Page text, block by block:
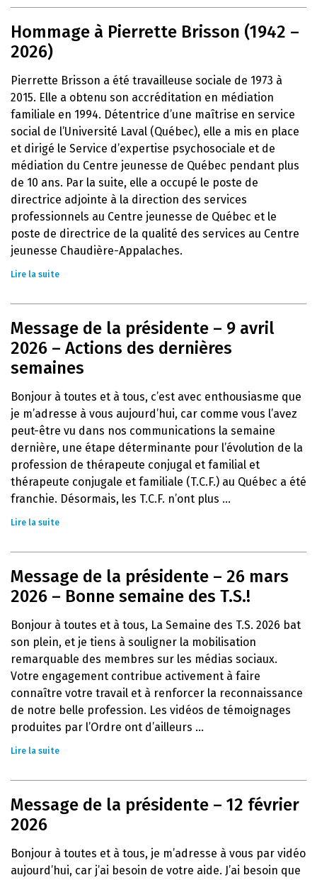
Hommage à Pierrette Brisson (1942 –
2026)
Pierrette Brisson a été travailleuse sociale de 1973 à
2015. Elle a obtenu son accréditation en médiation
familiale en 1994. Détentrice d’une maîtrise en service
social de l’Université Laval (Québec), elle a mis en place
et dirigé le Service d’expertise psychosociale et de
médiation du Centre jeunesse de Québec pendant plus
de 10 ans. Par la suite, elle a occupé le poste de
directrice adjointe à la direction des services
professionnels au Centre jeunesse de Québec et le
poste de directrice de la qualité des services au Centre
jeunesse Chaudière-Appalaches.
Lire la suite
Message de la présidente – 9 avril
2026 – Actions des dernières
semaines
Bonjour à toutes et à tous, c’est avec enthousiasme que
je m’adresse à vous aujourd’hui, car comme vous l’avez
peut-être vu dans nos communications la semaine
dernière, une étape déterminante pour l’évolution de la
profession de thérapeute conjugal et familial et
thérapeute conjugale et familiale (T.C.F.) au Québec a été
franchie. Désormais, les T.C.F. n’ont plus ...
Lire la suite
Message de la présidente – 26 mars
2026 – Bonne semaine des T.S.!
Bonjour à toutes et à tous, La Semaine des T.S. 2026 bat
son plein, et je tiens à souligner la mobilisation
remarquable des membres sur les médias sociaux.
Votre engagement contribue activement à faire
connaître votre travail et à renforcer la reconnaissance
de notre belle profession. Les vidéos de témoignages
produites par l’Ordre ont d’ailleurs ...
Lire la suite
Message de la présidente – 12 février
2026
Bonjour à toutes et à tous, je m’adresse à vous par vidéo
aujourd’hui, car j’ai besoin de votre aide. J’ai besoin que